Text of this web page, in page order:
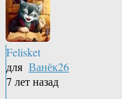
Felisket
для Ванёк26
7 лет назад